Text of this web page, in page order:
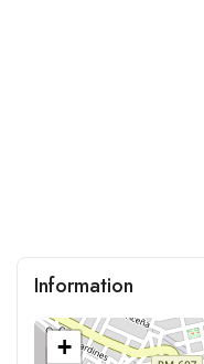
Information
+